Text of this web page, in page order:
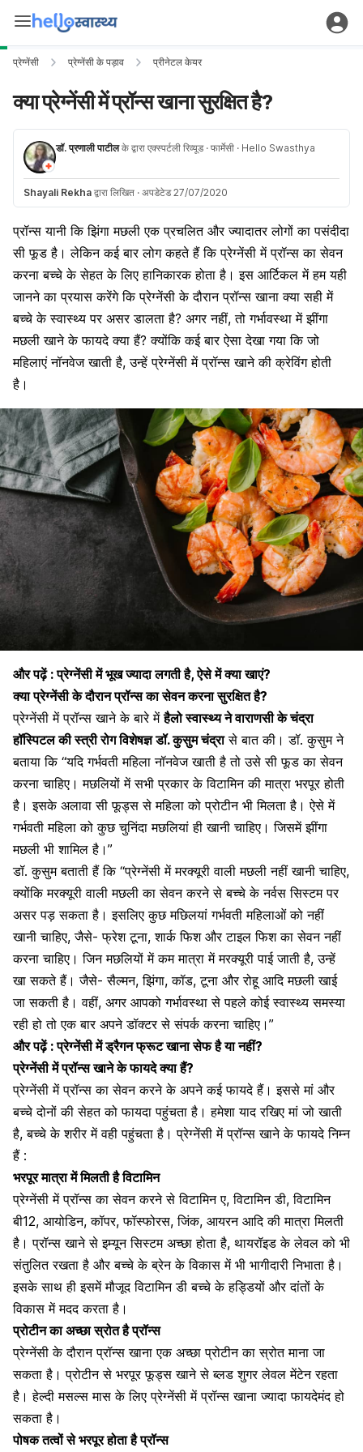
प्रेग्नेंसी प्रेग्नेंसी के पड़ाव प्रीनेटल केयर
क्या प्रेग्नेंसी में प्रॉन्स खाना सुरक्षित है?
डॉ. प्रणाली पाटीलके द्वारा एक्स्पर्टली रिव्यूड · फार्मेसी · Hello Swasthya
Shayali Rekha द्वारा लिखित · अपडेटेड 27/07/2020
प्रॉन्स यानी कि झिंगा मछली एक प्रचलित और ज्यादातर लोगों का पसंदीदा
सी फूड है। लेकिन कई बार लोग कहते हैं कि प्रेग्नेंसी में प्रॉन्स का सेवन
करना बच्चे के सेहत के लिए हानिकारक होता है। इस आर्टिकल में हम यही
जानने का प्रयास करेंगे कि प्रेग्नेंसी के दौरान प्रॉन्स खाना क्या सही में
बच्चे के स्वास्थ्य पर असर डालता है? अगर नहीं, तो गर्भावस्था में झींगा
मछली खाने के फायदे क्या हैं? क्योंकि कई बार ऐसा देखा गया कि जो
महिलाएं नॉनवेज खाती है, उन्हें प्रेग्नेंसी में प्रॉन्स खाने की क्रेविंग होती
है।
और पढ़ें :प्रेग्नेंसी में भूख ज्यादा लगती है, ऐसे में क्या खाएं?
क्या प्रेग्नेंसी के दौरान प्रॉन्स का सेवन करना सुरक्षित है?
प्रेग्नेंसी में प्रॉन्स खाने के बारे मेंहैलो स्वास्थ्य ने वाराणसी के चंद्रा
हॉस्पिटल की स्त्री रोग विशेषज्ञ डॉ. कुसुम चंद्रासे बात की। डॉ. कुसुम ने
बताया कि “यदि गर्भवती महिला नॉनवेज खाती है तो उसे सी फूड का सेवन
करना चाहिए। मछलियों में सभी प्रकार के विटामिन की मात्रा भरपूर होती
है। इसके अलावा सी फूड्स से महिला को प्रोटीन भी मिलता है। ऐसे में
गर्भवती महिला को कुछ चुनिंदा मछलियां ही खानी चाहिए। जिसमें झींगा
मछली भी शामिल है।”
डॉ. कुसुम बताती हैं कि “प्रेग्नेंसी में मरक्यूरी वाली मछली नहीं खानी चाहिए,
क्योंकि मरक्यूरी वालीमछली का सेवनकरने से बच्चे के नर्वस सिस्टम पर
असर पड़ सकता है। इसलिए कुछ मछिलयां गर्भवती महिलाओं को नहीं
खानी चाहिए, जैसे- फ्रेश टूना, शार्क फिश और टाइल फिश का सेवन नहीं
करना चाहिए। जिन मछलियों में कम मात्रा में मरक्यूरी पाई जाती है, उन्हें
खा सकते हैं। जैसे- सैल्मन, झिंगा, कॉड, टूना और रोहू आदि मछली खाई
जा सकती है। वहीं, अगर आपको गर्भावस्था से पहले कोई स्वास्थ्य समस्या
रही हो तो एक बार अपने डॉक्टर से संपर्क करना चाहिए।”
और पढ़ें :प्रेग्नेंसी में ड्रैगन फ्रूट खाना सेफ है या नहीं?
प्रेग्नेंसी में प्रॉन्स खाने के फायदे क्या हैं?
प्रेग्नेंसी में प्रॉन्स का सेवन करने के अपने कई फायदे हैं। इससे मां और
बच्चे दोनों की सेहत को फायदा पहुंचता है। हमेशा याद रखिए मां जो खाती
है, बच्चे के शरीर में वही पहुंचता है। प्रेग्नेंसी में प्रॉन्स खाने के फायदे निम्न
हैं :
भरपूर मात्रा में मिलती है विटामिन
प्रेग्नेंसी में प्रॉन्स का सेवन करने सेविटामिन ए,विटामिन डी, विटामिन
बी12, आयोडिन, कॉपर, फॉस्फोरस, जिंक, आयरन आदि की मात्रा मिलती
है। प्रॉन्स खाने से इम्यून सिस्टम अच्छा होता है, थायरॉइड के लेवल को भी
संतुलित रखता है और बच्चे के ब्रेन के विकास में भी भागीदारी निभाता है।
इसके साथ ही इसमें मौजूद विटामिन डी बच्चे के हड्डियों और दांतों के
विकास में मदद करता है।
प्रोटीन का अच्छा स्रोत है प्रॉन्स
प्रेग्नेंसी के दौरान प्रॉन्स खाना एक अच्छा प्रोटीन का स्रोत माना जा
सकता है।प्रोटीन से भरपूर फूड्स खानेसे ब्लड शुगर लेवल मेंटेन रहता
है। हेल्दी मसल्स मास के लिए प्रेग्नेंसी में प्रॉन्स खाना ज्यादा फायदेमंद हो
सकता है।
पोषक तत्वों से भरपूर होता है प्रॉन्स